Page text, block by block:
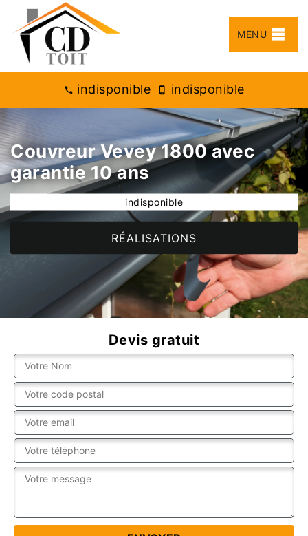
MENU
indisponible indisponible
Couvreur Vevey 1800 avec
garantie 10 ans
indisponible
RÉALISATIONS
Devis gratuit